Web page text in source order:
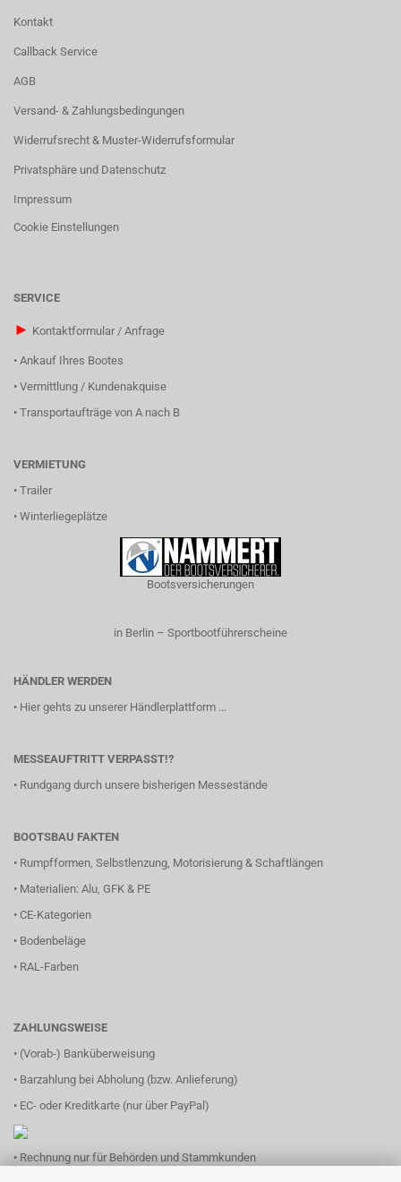
Kontakt
Callback Service
AGB
Versand- & Zahlungsbedingungen
Widerrufsrecht & Muster-Widerrufsformular
Privatsphäre und Datenschutz
Impressum
Cookie Einstellungen
SERVICE
► Kontaktformular / Anfrage
• Ankauf Ihres Bootes
• Vermittlung / Kundenakquise
• Transportaufträge von A nach B
VERMIETUNG
• Trailer
• Winterliegeplätze
Bootsversicherungen
in Berlin – Sportbootführerscheine
HÄNDLER WERDEN
• Hier gehts zu unserer Händlerplattform ...
MESSEAUFTRITT VERPASST!?
• Rundgang durch unsere bisherigen Messestände
BOOTSBAU FAKTEN
• Rumpfformen, Selbstlenzung, Motorisierung & Schaftlängen
• Materialien: Alu, GFK & PE
• CE-Kategorien
• Bodenbeläge
• RAL-Farben
ZAHLUNGSWEISE
• (Vorab-) Banküberweisung
• Barzahlung bei Abholung (bzw. Anlieferung)
• EC- oder Kreditkarte (nur über PayPal)
• Rechnung nur für Behörden und Stammkunden